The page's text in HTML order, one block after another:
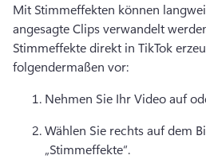
Mit Stimmeffekten können
angesagte Clips verwandelt
Stimmeffekte direkt in TikTok
folgendermaßen vor:
Nehmen Sie Ihr Video auf
Wählen Sie rechts auf dem
„Stimmeffekte“.